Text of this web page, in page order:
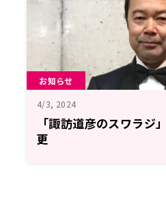
お知らせ
4/3, 2024
「諏訪道彦のスワラジ
更